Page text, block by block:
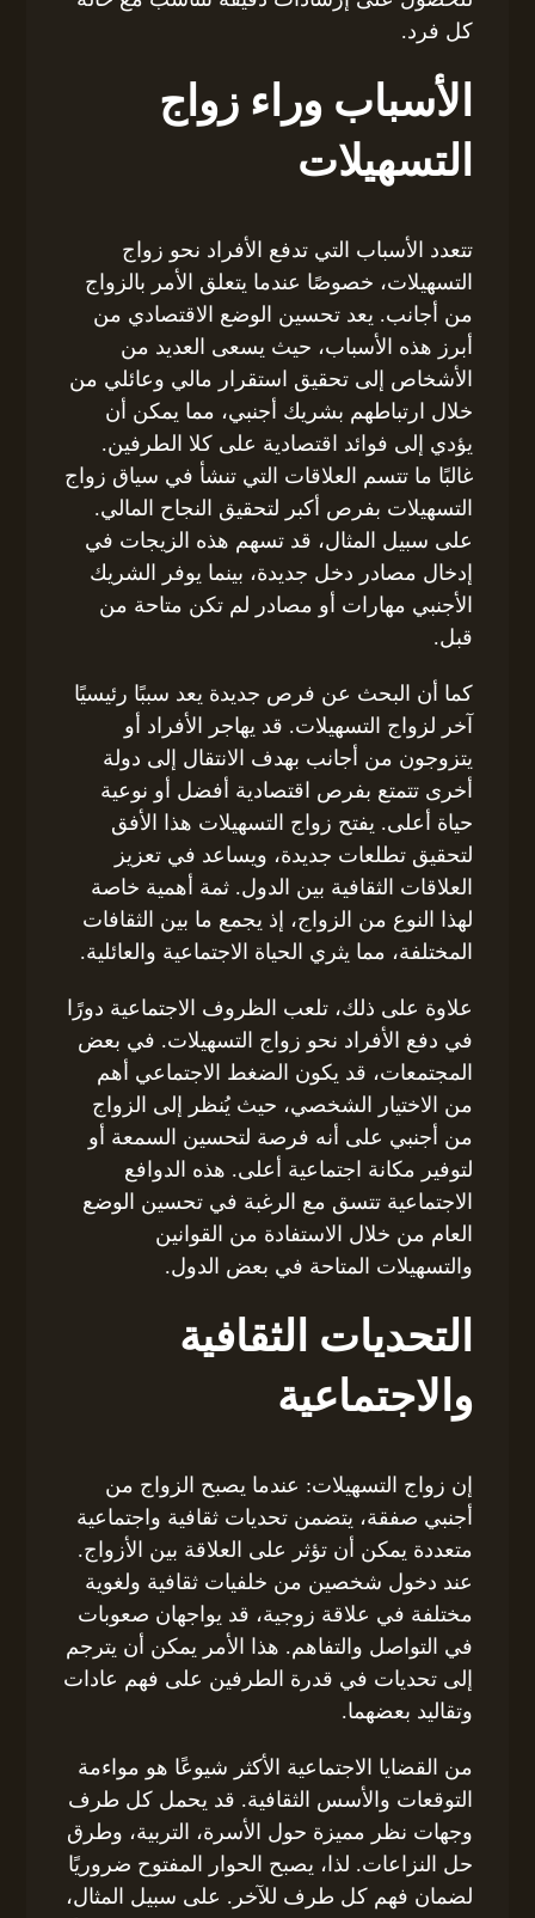
كل فرد.
الأسباب وراء زواج
التسهيلات
تتعدد الأسباب التي تدفع الأفراد نحو زواج
التسهيلات، خصوصًا عندما يتعلق الأمر بالزواج
من أجانب. يعد تحسين الوضع الاقتصادي من
أبرز هذه الأسباب، حيث يسعى العديد من
الأشخاص إلى تحقيق استقرار مالي وعائلي من
خلال ارتباطهم بشريك أجنبي، مما يمكن أن
يؤدي إلى فوائد اقتصادية على كلا الطرفين.
غالبًا ما تتسم العلاقات التي تنشأ في سياق زواج
التسهيلات بفرص أكبر لتحقيق النجاح المالي.
على سبيل المثال، قد تسهم هذه الزيجات في
إدخال مصادر دخل جديدة، بينما يوفر الشريك
الأجنبي مهارات أو مصادر لم تكن متاحة من
قبل.
كما أن البحث عن فرص جديدة يعد سببًا رئيسيًا
آخر لزواج التسهيلات. قد يهاجر الأفراد أو
يتزوجون من أجانب بهدف الانتقال إلى دولة
أخرى تتمتع بفرص اقتصادية أفضل أو نوعية
حياة أعلى. يفتح زواج التسهيلات هذا الأفق
لتحقيق تطلعات جديدة، ويساعد في تعزيز
العلاقات الثقافية بين الدول. ثمة أهمية خاصة
لهذا النوع من الزواج، إذ يجمع ما بين الثقافات
المختلفة، مما يثري الحياة الاجتماعية والعائلية.
علاوة على ذلك، تلعب الظروف الاجتماعية دورًا
في دفع الأفراد نحو زواج التسهيلات. في بعض
المجتمعات، قد يكون الضغط الاجتماعي أهم
من الاختيار الشخصي، حيث يُنظر إلى الزواج
من أجنبي على أنه فرصة لتحسين السمعة أو
لتوفير مكانة اجتماعية أعلى. هذه الدوافع
الاجتماعية تتسق مع الرغبة في تحسين الوضع
العام من خلال الاستفادة من القوانين
والتسهيلات المتاحة في بعض الدول.
التحديات الثقافية
والاجتماعية
إن زواج التسهيلات: عندما يصبح الزواج من
أجنبي صفقة، يتضمن تحديات ثقافية واجتماعية
متعددة يمكن أن تؤثر على العلاقة بين الأزواج.
عند دخول شخصين من خلفيات ثقافية ولغوية
مختلفة في علاقة زوجية، قد يواجهان صعوبات
في التواصل والتفاهم. هذا الأمر يمكن أن يترجم
إلى تحديات في قدرة الطرفين على فهم عادات
وتقاليد بعضهما.
من القضايا الاجتماعية الأكثر شيوعًا هو مواءمة
التوقعات والأسس الثقافية. قد يحمل كل طرف
وجهات نظر مميزة حول الأسرة، التربية، وطرق
حل النزاعات. لذا، يصبح الحوار المفتوح ضروريًا
لضمان فهم كل طرف للآخر. على سبيل المثال،